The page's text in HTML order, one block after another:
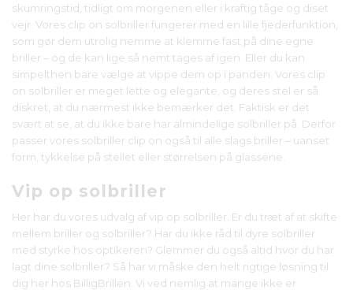
skumringstid, tidligt om morgenen eller i kraftig tåge og diset
vejr. Vores clip on solbriller fungerer med en lille fjederfunktion,
som gør dem utrolig nemme at klemme fast på dine egne
briller – og de kan lige så nemt tages af igen. Eller du kan
simpelthen bare vælge at vippe dem op i panden. Vores clip
on solbriller er meget lette og elegante, og deres stel er så
diskret, at du nærmest ikke bemærker det. Faktisk er det
svært at se, at du ikke bare har almindelige solbriller på. Derfor
passer vores solbriller clip on også til alle slags briller – uanset
form, tykkelse på stellet eller størrelsen på glassene.
Vip op solbriller
Her har du vores udvalg af vip op solbriller. Er du træt af at skifte
mellem briller og solbriller? Har du ikke råd til dyre solbriller
med styrke hos optikeren? Glemmer du også altid hvor du har
lagt dine solbriller? Så har vi måske den helt rigtige løsning til
dig her hos BilligBrillen. Vi ved nemlig at mange ikke er